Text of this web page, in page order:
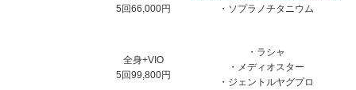
5回66,000円
・ソプラノチタニウム
全身+VIO
5回99,800円
・ラシャ
・メディオスター
・ジェントルヤグプロ